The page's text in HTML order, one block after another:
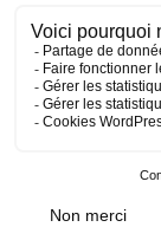
@2025 SFR